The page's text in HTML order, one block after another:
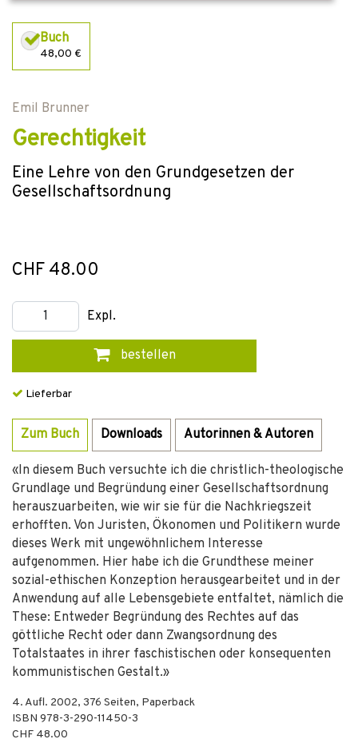
Buch
48,00 €
Emil Brunner
Gerechtigkeit
Eine Lehre von den Grundgesetzen der
Gesellschaftsordnung
CHF 48.00
Expl.
bestellen
Lieferbar
Zum Buch Downloads Autorinnen & Autoren
«In diesem Buch versuchte ich die christlich-theologische
Grundlage und Begründung einer Gesellschaftsordnung
herauszuarbeiten, wie wir sie für die Nachkriegszeit
erhofften. Von Juristen, Ökonomen und Politikern wurde
dieses Werk mit ungewöhnlichem Interesse
aufgenommen. Hier habe ich die Grundthese meiner
sozial-ethischen Konzeption herausgearbeitet und in der
Anwendung auf alle Lebensgebiete entfaltet, nämlich die
These: Entweder Begründung des Rechtes auf das
göttliche Recht oder dann Zwangsordnung des
Totalstaates in ihrer faschistischen oder konsequenten
kommunistischen Gestalt.»
4. Aufl. 2002, 376 Seiten, Paperback
ISBN 978-3-290-11450-3
CHF 48.00